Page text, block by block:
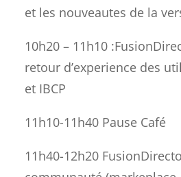
et les nouveautes de la
10h20 – 11h10
retour d’experience des
et IBCP
11h10-11h40 Pause Café
11h40-12h20